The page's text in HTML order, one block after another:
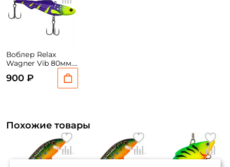
Воблер Relax
Wagner Vib 80мм.
19гр. S328 sinking
900 ₽
Похожие товары